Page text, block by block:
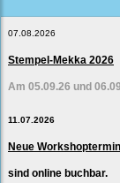
07.08.2026
Stempel-Mekka 2026
Am 05.09.26 und
11.07.2026
Neue
sind online buchbar.